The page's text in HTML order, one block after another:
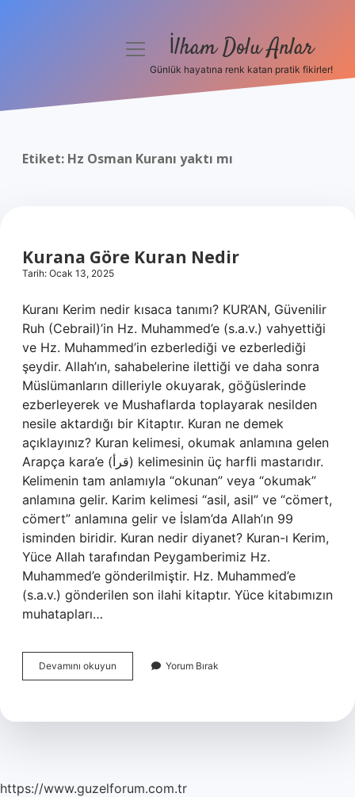
menüyü İlham Dolu Anlar
Günlük hayatına renk katan pratik fikirler!
Etiket: Hz Osman Kuranı yaktı mı
Kurana Göre Kuran Nedir
Tarih: Ocak 13, 2025
Kuranı Kerim nedir kısaca tanımı? KUR’AN, Güvenilir
Ruh (Cebrail)’in Hz. Muhammed’e (s.a.v.) vahyettiği
ve Hz. Muhammed’in ezberlediği ve ezberlediği
şeydir. Allah’ın, sahabelerine ilettiği ve daha sonra
Müslümanların dilleriyle okuyarak, göğüslerinde
ezberleyerek ve Mushaflarda toplayarak nesilden
nesile aktardığı bir Kitaptır. Kuran ne demek
açıklayınız? Kuran kelimesi, okumak anlamına gelen
Arapça kara’e (قرأ) kelimesinin üç harfli mastarıdır.
Kelimenin tam anlamıyla “okunan” veya “okumak”
anlamına gelir. Karim kelimesi “asil, asil” ve “cömert,
cömert” anlamına gelir ve İslam’da Allah’ın 99
isminden biridir. Kuran nedir diyanet? Kuran-ı Kerim,
Yüce Allah tarafından Peygamberimiz Hz.
Muhammed’e gönderilmiştir. Hz. Muhammed’e
(s.a.v.) gönderilen son ilahi kitaptır. Yüce kitabımızın
muhatapları…
Devamını okuyun
Göre
Yorum Bırak
https://www.guzelforum.com.tr